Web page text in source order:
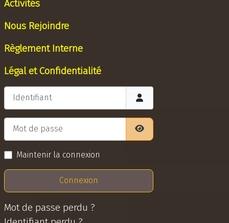
Activités
Nous Rejoindre
Règlement Interne
Légal et Confidentialité
Identifiant
Mot de passe
Afficher le mot de
Maintenir la connexion
Connexion
Mot de passe perdu ?